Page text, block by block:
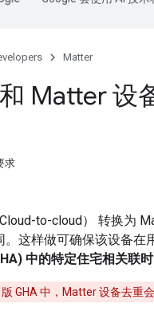
Matter
和 Matter
求
Cloud-to-cloud） 转换为
。这样做可确保该设备在
中的特定住宅相关联时
GHA 中，Matter 设备去重